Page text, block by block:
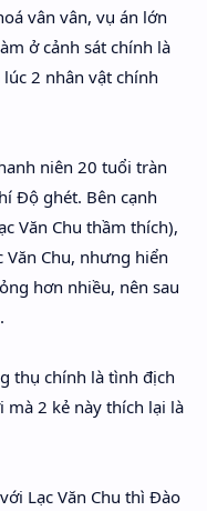
vân vân, vụ án lớn
ở cảnh sát chính là
2 nhân vật chính
niên 20 tuổi tràn
Độ ghét. Bên cạnh
Văn Chu thầm thích),
Chu, nhưng hiển
hơn nhiều, nên sau
thụ chính là tình địch
2 kẻ này thích lại là
Lạc Văn Chu thì Đào